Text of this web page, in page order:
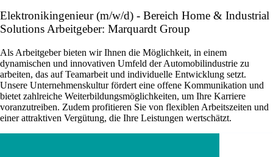
Elektronikingenieur (m/w/d) - Bereich Home & Industrial
Solutions Arbeitgeber: Marquardt Group
Als Arbeitgeber bieten wir Ihnen die Möglichkeit, in einem
dynamischen und innovativen Umfeld der Automobilindustrie zu
arbeiten, das auf Teamarbeit und individuelle Entwicklung setzt.
Unsere Unternehmenskultur fördert eine offene Kommunikation und
bietet zahlreiche Weiterbildungsmöglichkeiten, um Ihre Karriere
voranzutreiben. Zudem profitieren Sie von flexiblen Arbeitszeiten und
einer attraktiven Vergütung, die Ihre Leistungen wertschätzt.